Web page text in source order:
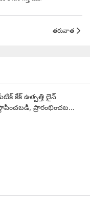
తరువాత
కేక్ ఉత్పత్తి లైన్
ప్రారంభించబడింది